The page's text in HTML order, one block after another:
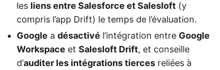
les liens entre Salesforce et Salesloft (y
compris l’app Drift) le temps de l’évaluation.
Google a désactivé l’intégration entre Google
Workspace et Salesloft Drift, et conseille
d’auditer les intégrations tierces reliées à